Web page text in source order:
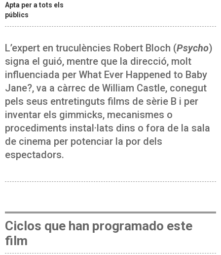
Apta per a tots els
públics
L’expert en truculències Robert Bloch (Psycho)
signa el guió, mentre que la direcció, molt
influenciada per What Ever Happened to Baby
Jane?, va a càrrec de William Castle, conegut
pels seus entretinguts films de sèrie B i per
inventar els gimmicks, mecanismes o
procediments instal·lats dins o fora de la sala
de cinema per potenciar la por dels
espectadors.
Ciclos que han programado este
film